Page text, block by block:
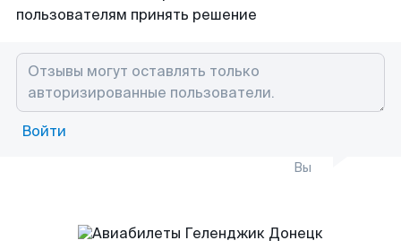
пользователям принять решение
Войти
Вы